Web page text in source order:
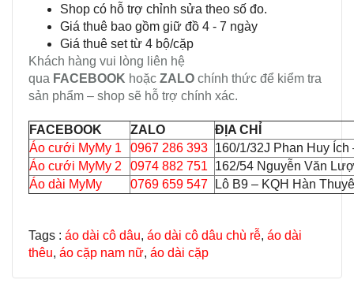
Shop có hỗ trợ chỉnh sửa theo số đo.
Giá thuê bao gồm giữ đồ 4 - 7 ngày
Giá thuê set từ 4 bộ/cặp
Khách hàng vui lòng liên hệ
qua FACEBOOK hoặc ZALO chính thức để kiểm tra
sản phẩm – shop sẽ hỗ trợ chính xác.
FACEBOOK ZALO
ĐỊA CHỈ
Áo cưới MyMy 1
0967 286 393 160/1/32J Phan Huy
Áo cưới MyMy 2
0974 882 751
162/54 Nguyễn Văn
Áo dài MyMy
0769 659 547 Lô B9 – KQH Hàn
Tags : áo dài cô dâu, áo dài cô dâu chù rễ, áo dài
thêu, áo cặp nam nữ, áo dài cặp